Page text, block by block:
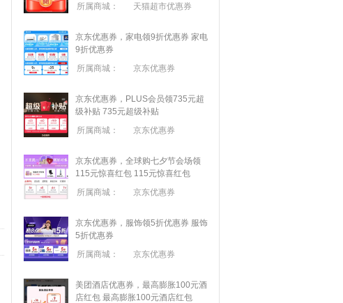
所属商城：
天猫超市优惠券
京东优惠券，家电领9折优惠券 家电
9折优惠券
所属商城：
京东优惠券
京东优惠券，PLUS会员领735元超
级补贴 735元超级补贴
所属商城：
京东优惠券
京东优惠券，全球购七夕节会场领
115元惊喜红包 115元惊喜红包
所属商城：
京东优惠券
京东优惠券，服饰领5折优惠券 服饰
5折优惠券
所属商城：
京东优惠券
美团酒店优惠券，最高膨胀100元酒
店红包 最高膨胀100元酒店红包